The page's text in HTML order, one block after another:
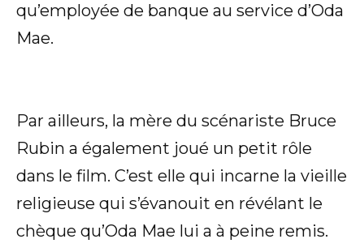
qu’employée de banque au service d’Oda
Mae.
Par ailleurs, la mère du scénariste Bruce
Rubin a également joué un petit rôle
dans le film. C’est elle qui incarne la vieille
religieuse qui s’évanouit en révélant le
chèque qu’Oda Mae lui a à peine remis.